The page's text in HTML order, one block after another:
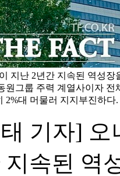
지난 2년간 지속된 역성장
원그룹 주력 계열사이자
2%대 머물러 지지부진하다
기자]
지속된 역